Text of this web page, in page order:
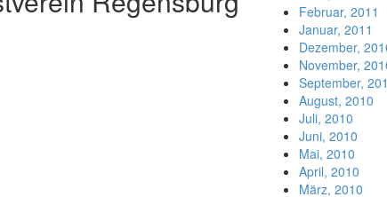
Februar, 2011
Januar, 2011
Dezember,
November,
September,
August, 2010
Juli, 2010
Juni, 2010
Mai, 2010
April, 2010
März, 2010